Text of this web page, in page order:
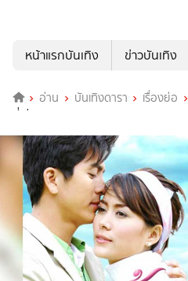
หน้าแรกบันเทิง
ข่าวบันเทิง
อ่าน บันเทิงดารา เรื่องย่อ
พี่ ช่อง 3HD